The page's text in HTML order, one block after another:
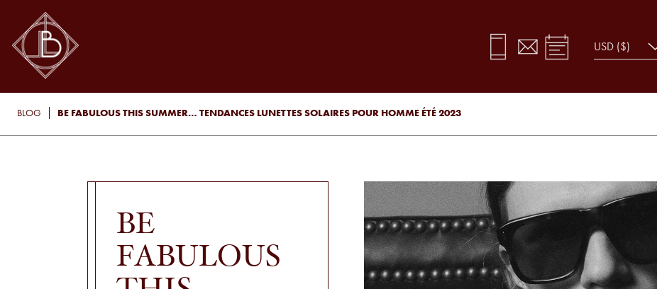
BLOG BE FABULOUS THIS SUMMER… TENDANCES LUNETTES SOLAIRES POUR HOMME ÉTÉ 2023
BE
FABULOUS